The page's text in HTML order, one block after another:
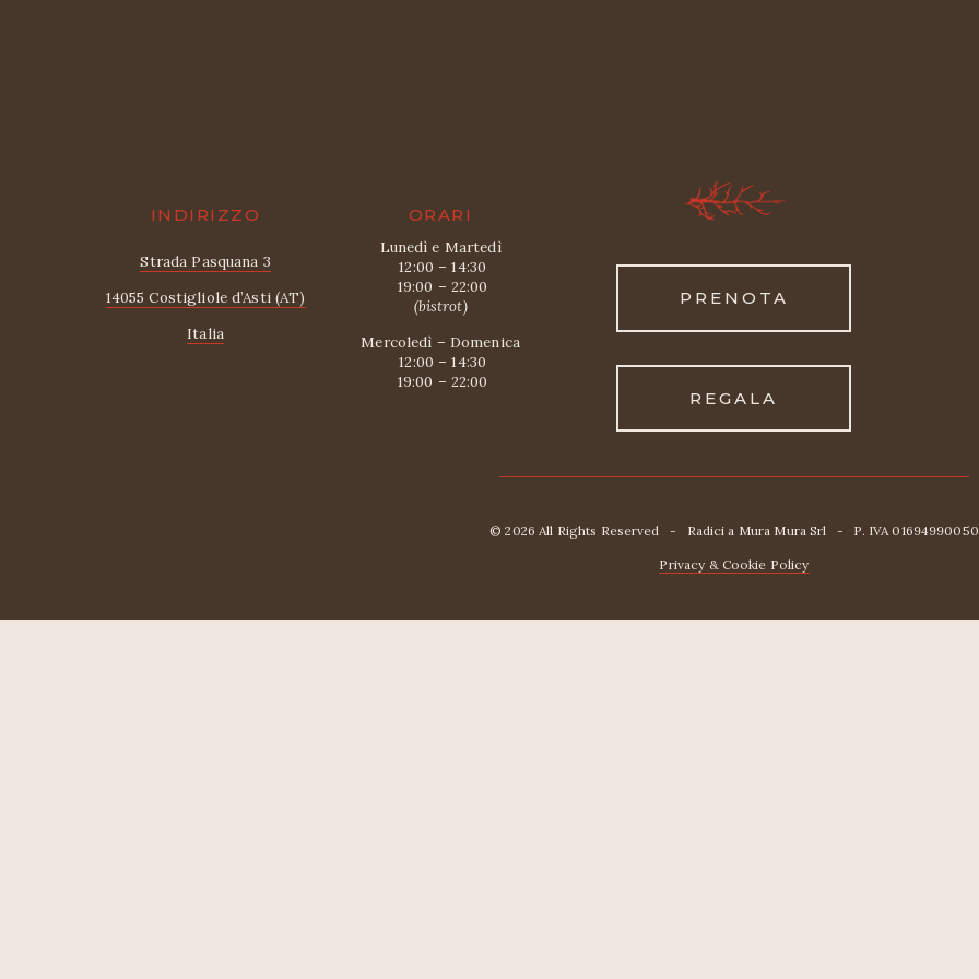
ORARI
Lunedì e Martedì
12:00 – 14:30
19:00 – 22:00
(bistrot)
Mercoledì – Domenica
12:00 – 14:30
19:00 – 22:00
INDIRIZZO
Strada Pasquana 3
14055 Costigliole d’Asti (AT)
Italia
PRENOTA
REGALA
© 2026 All Rights Reserved
   -
Radici a Mura Mura Srl
   -   P. IVA
01694990050
Privacy & Cookie Policy